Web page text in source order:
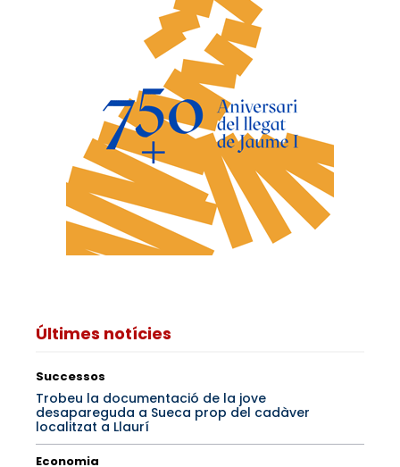
Últimes notícies
Successos
Trobeu la documentació de la jove
desapareguda a Sueca prop del cadàver
localitzat a Llaurí
Economia